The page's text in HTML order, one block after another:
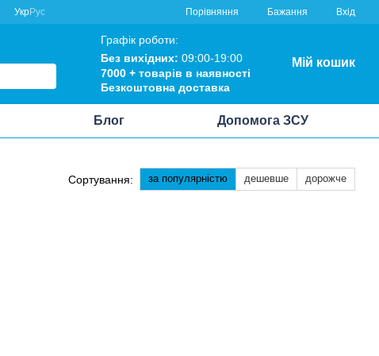
УкрРус Порівняння Бажання Вхід
Графік роботи:
Без вихідних: 09:00-19:00
7000 + товарів в наявності
Безкоштовна доставка
Мій кошик
Блог Допомога ЗСУ
Сортування: за популярністю дешевше дорожче